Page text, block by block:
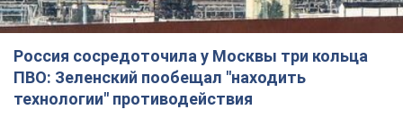
Россия сосредоточила у Москвы три кольца
ПВО: Зеленский пообещал "находить
технологии" противодействия